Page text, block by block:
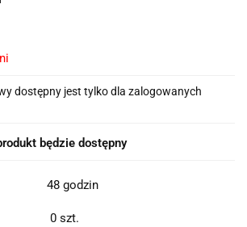
dostępny jest tylko dla zalogowanych
będzie dostępny
48 godzin
0 szt.